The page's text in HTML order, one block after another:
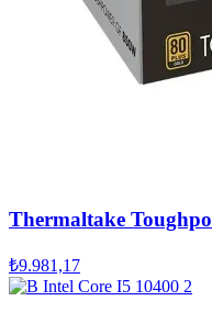
Thermaltake
₺9.981,17